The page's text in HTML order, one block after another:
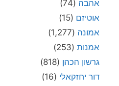
אהבה (74)
אוטיזם (15)
אמונה (1,277)
אמנות (253)
גרשון הכהן (818)
דור יחזקאלי (16)